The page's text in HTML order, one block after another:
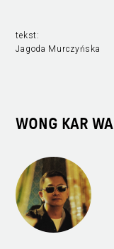
tekst:
Jagoda Murczyńska
WONG KAR WAI